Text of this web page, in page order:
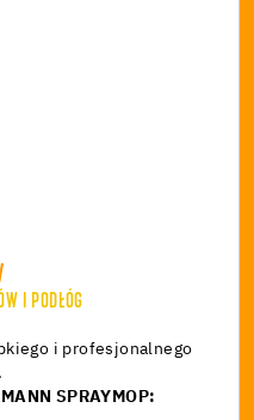
I PODŁÓG
i profesjonalnego
SPRAYMOP: